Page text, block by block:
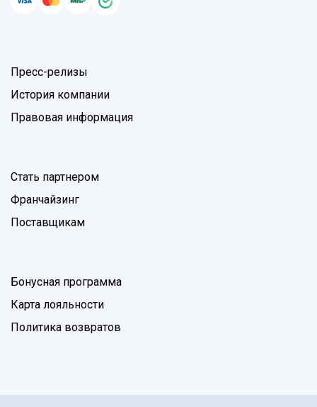
Пресс-релизы
История компании
Правовая информация
Стать партнером
Франчайзинг
Поставщикам
Бонусная программа
Карта лояльности
Политика возвратов